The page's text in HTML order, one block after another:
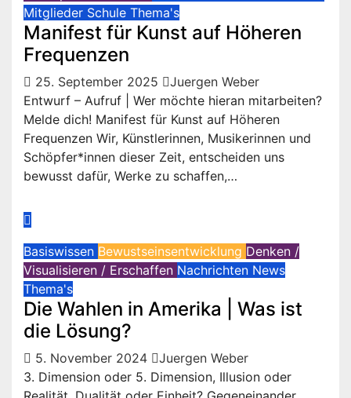
Mitglieder Schule Thema's
Manifest für Kunst auf Höheren
Frequenzen
25. September 2025
Juergen Weber
Entwurf – Aufruf | Wer möchte hieran mitarbeiten?
Melde dich! Manifest für Kunst auf Höheren
Frequenzen Wir, Künstlerinnen, Musikerinnen und
Schöpfer*innen dieser Zeit, entscheiden uns
bewusst dafür, Werke zu schaffen,…
Basiswissen Bewustseinsentwicklung Denken /
Visualisieren / Erschaffen Nachrichten News
Thema's
Die Wahlen in Amerika | Was ist
die Lösung?
5. November 2024
Juergen Weber
3. Dimension oder 5. Dimension, Illusion oder